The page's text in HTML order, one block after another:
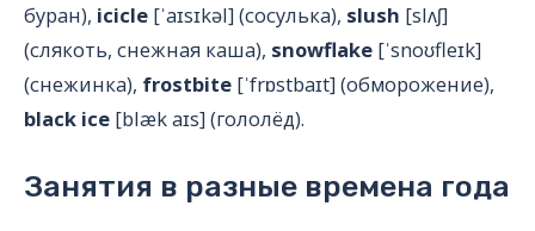
буран), icicle [ˈaɪsɪkəl] (сосулька), slush [slʌʃ]
(слякоть, снежная каша), snowflake [ˈsnoʊfleɪk]
(снежинка), frostbite [ˈfrɒstbaɪt] (обморожение),
black ice [blæk aɪs] (гололёд).
Занятия в разные времена года